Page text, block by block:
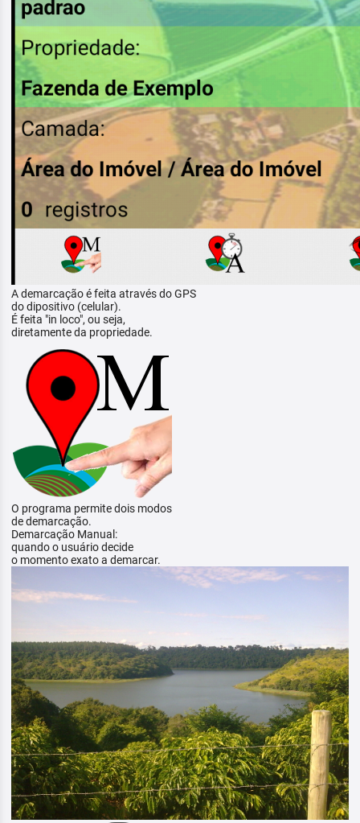
A demarcação é feita através do GPS
do dipositivo (celular).
É feita "in loco", ou seja,
diretamente da propriedade.
O programa permite dois modos
de demarcação.
Demarcação Manual:
quando o usuário decide
o momento exato a demarcar.